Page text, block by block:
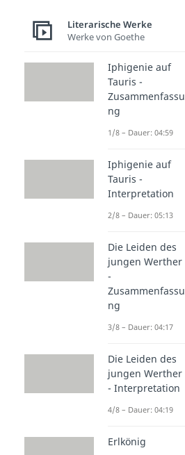
Literarische Werke
Werke von Goethe
Iphigenie auf
Tauris -
Zusammenfassu
ng
1/8 – Dauer: 04:59
Iphigenie auf
Tauris -
Interpretation
2/8 – Dauer: 05:13
Die Leiden des
jungen Werther
-
Zusammenfassu
ng
3/8 – Dauer: 04:17
Die Leiden des
jungen Werther
- Interpretation
4/8 – Dauer: 04:19
Erlkönig